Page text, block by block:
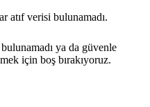
atıf verisi bulunamadı.
ya da güvenle
için boş bırakıyoruz.